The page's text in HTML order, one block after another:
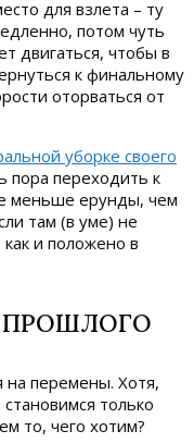
для взлета – ту
потом чуть
двигаться, чтобы в
к финальному
оторваться от
уборке своего
пора переходить к
меньше ерунды, чем
там (в уме) не
и положено в
перемены. Хотя,
только
то, чего хотим?